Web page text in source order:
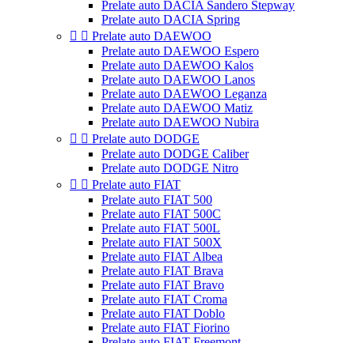
Prelate auto DACIA Sandero Stepway
Prelate auto DACIA Spring
  Prelate auto DAEWOO
Prelate auto DAEWOO Espero
Prelate auto DAEWOO Kalos
Prelate auto DAEWOO Lanos
Prelate auto DAEWOO Leganza
Prelate auto DAEWOO Matiz
Prelate auto DAEWOO Nubira
  Prelate auto DODGE
Prelate auto DODGE Caliber
Prelate auto DODGE Nitro
  Prelate auto FIAT
Prelate auto FIAT 500
Prelate auto FIAT 500C
Prelate auto FIAT 500L
Prelate auto FIAT 500X
Prelate auto FIAT Albea
Prelate auto FIAT Brava
Prelate auto FIAT Bravo
Prelate auto FIAT Croma
Prelate auto FIAT Doblo
Prelate auto FIAT Fiorino